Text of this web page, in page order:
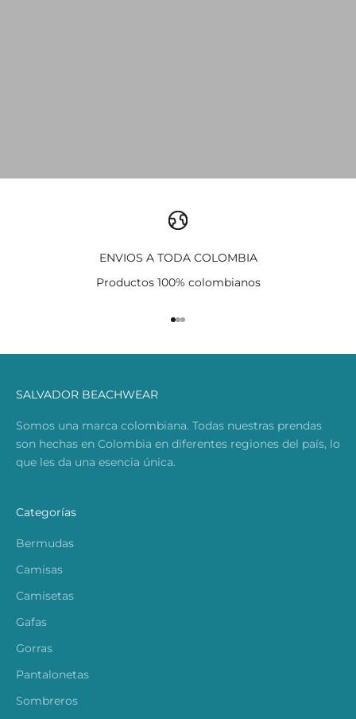
ENVIOS A TODA COLOMBIA
Productos 100% colombianos
Ir al artículo 1
Ir al artículo 2
Ir al artículo 3
SALVADOR BEACHWEAR
Somos una marca colombiana. Todas nuestras prendas
son hechas en Colombia en diferentes regiones del país, lo
que les da una esencia única.
Categorías
Bermudas
Camisas
Camisetas
Gafas
Gorras
Pantalonetas
Sombreros